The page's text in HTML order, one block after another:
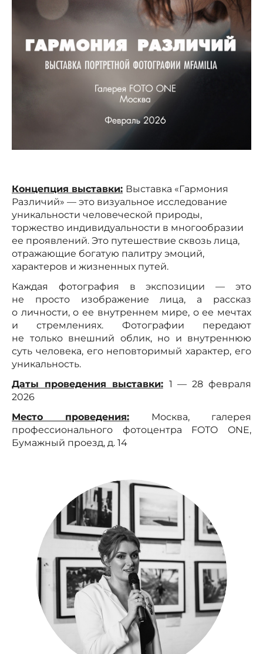
Концепция выставки: Выставка «Гармония
Различий» — это визуальное исследование
уникальности человеческой природы,
торжество индивидуальности в многообразии
ее проявлений. Это путешествие сквозь лица,
отражающие богатую палитру эмоций,
характеров и жизненных путей.
Каждая фотография в экспозиции — это
не просто изображение лица, а рассказ
о личности, о ее внутреннем мире, о ее мечтах
и стремлениях. Фотографии передают
не только внешний облик, но и внутреннюю
суть человека, его неповторимый характер, его
уникальность.
Даты проведения выставки: 1 — 28 февраля
2026
Место проведения: Москва, галерея
профессионального фотоцентра FOTO ONE,
Бумажный проезд, д. 14